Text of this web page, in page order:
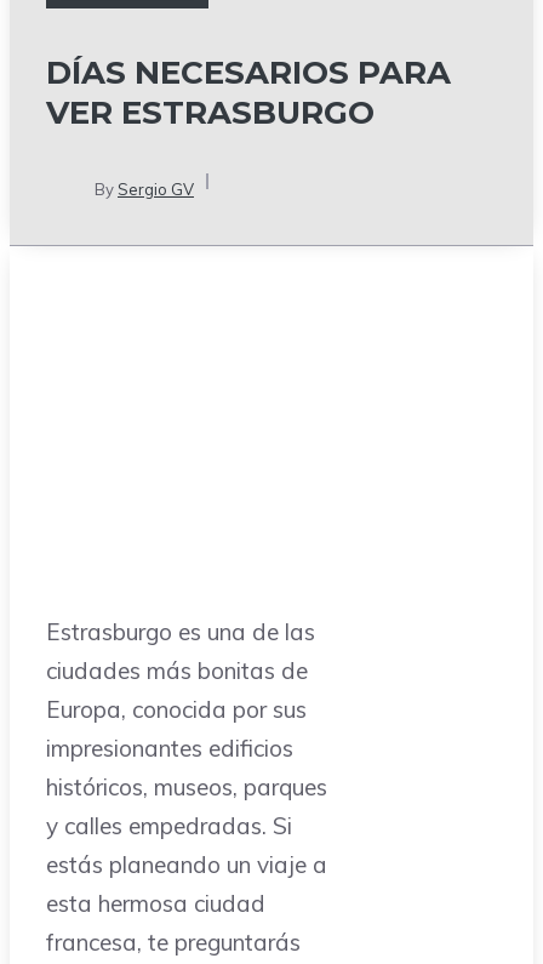
DÍAS NECESARIOS PARA
VER ESTRASBURGO
By Sergio GV
Estrasburgo es una de las
ciudades más bonitas de
Europa, conocida por sus
impresionantes edificios
históricos, museos, parques
y calles empedradas. Si
estás planeando un viaje a
esta hermosa ciudad
francesa, te preguntarás